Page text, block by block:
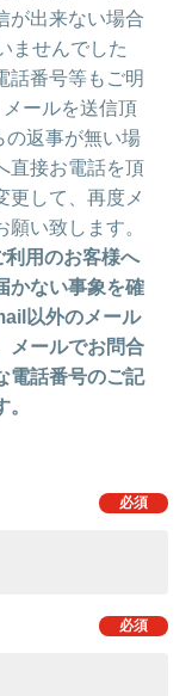
が出来ない場合
ませんでした
話番号等もご明
ールを送信頂
の返事が無い場
直接お電話を頂
更して、再度メ
い致します。
用のお客様へ
かない事象を確
以外のメール
メールでお問合
電話番号のご記